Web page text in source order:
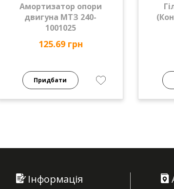
Амортизатор опори
двигуна МТЗ 240-
1001025
125.69 грн
Придбати
Інформація